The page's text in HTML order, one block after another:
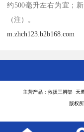
约500毫升左右为宜；
（注）。
m.zhch123.b2b168.com
主营产品：救援三脚架 天
版权